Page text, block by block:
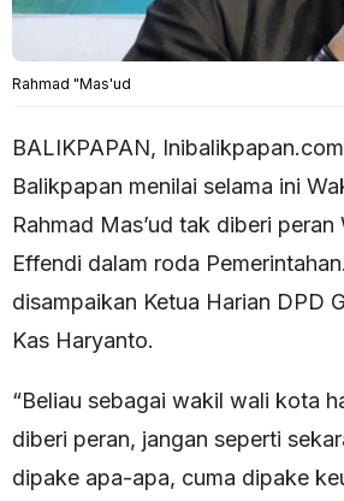
Rahmad "Mas'ud
BALIKPAPAN,
Balikpapan menilai selama ini
Rahmad Mas’ud tak diberi peran
Effendi dalam roda
disampaikan Ketua Harian DPD
Kas Haryanto.
“Beliau sebagai wakil wali kota
diberi peran, jangan seperti
dipake apa-apa, cuma dipake